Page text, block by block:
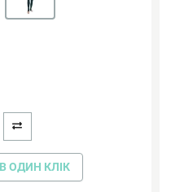
ОДИН КЛІК